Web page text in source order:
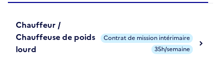
Chauffeur /
Chauffeuse de poids
lourd
Contrat de mission intérimaire
35h/semaine